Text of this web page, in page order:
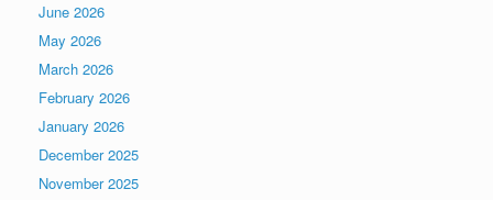
June 2026
May 2026
March 2026
February 2026
January 2026
December 2025
November 2025